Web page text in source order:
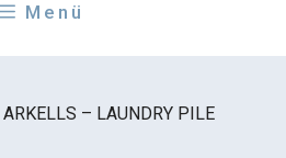
Menü
ARKELLS – LAUNDRY PILE